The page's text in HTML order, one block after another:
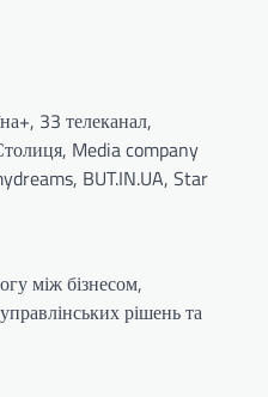
33 телеканал,
Media company
BUT.IN.UA, Star
між бізнесом,
рішень та